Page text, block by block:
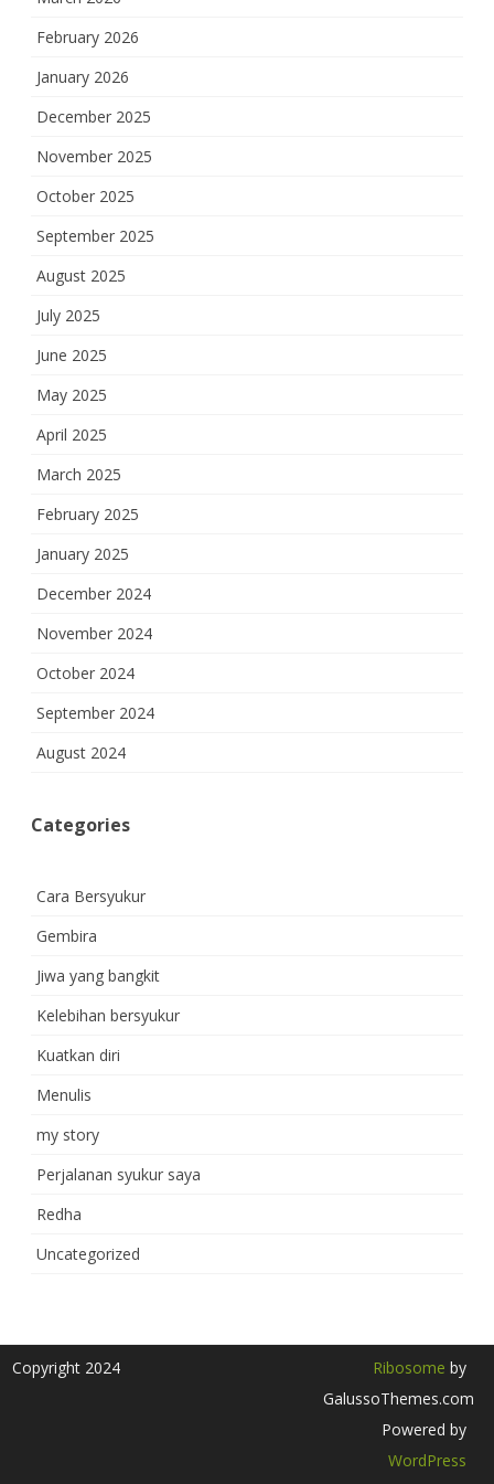
February 2026
January 2026
December 2025
November 2025
October 2025
September 2025
August 2025
July 2025
June 2025
May 2025
April 2025
March 2025
February 2025
January 2025
December 2024
November 2024
October 2024
September 2024
August 2024
Categories
Cara Bersyukur
Gembira
Jiwa yang bangkit
Kelebihan bersyukur
Kuatkan diri
Menulis
my story
Perjalanan syukur saya
Redha
Uncategorized
Copyright 2024 Ribosome by
GalussoThemes.com
Powered by
WordPress